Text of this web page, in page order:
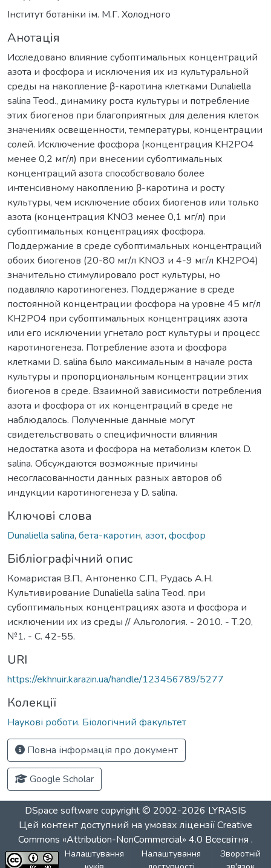
Інститут ботаніки ім. М.Г. Холодного
Анотація
Исследовано влияние субоптимальных концентраций
азота и фосфора и исключения их из культуральной
среды на накопление β-каротина клетками Dunaliella
salina Teod., динамику роста культуры и потребление
этих биогенов при благоприятных для деления клеток
значениях освещенности, температуры, концентрации
солей. Исключение фосфора (концентрация KH2PO4
менее 0,2 мг/л) при внесении субоптимальных
концентраций азота способствовало более
интенсивному накоплению β-каротина и росту
культуры, чем исключение обоих биогенов или только
азота (концентрация KNO3 менее 0,1 мг/л) при
субоптимальных концентрациях фосфора.
Поддержание в среде субоптимальных концентраций
обоих биогенов (20-80 мг/л KNO3 и 4-9 мг/л KH2PO4)
значительно стимулировало рост культуры, но
подавляло каротиногенез. Поддержание в среде
постоянной концентрации фосфора на уровне 45 мг/л
KH2PO4 при субоптимальных концентрациях азота
или его исключении угнетало рост культуры и процесс
каротиногенеза. Потребление азота и фосфора
клетками D. salina было максимальным в начале роста
культуры и пропорциональным концентрации этих
биогенов в среде. Взаимной зависимости потребления
азота и фосфора от их концентраций в среде не
наблюдалось. Полученные данные могут
свидетельствовать о специфичности влияния
недостатка азота и фосфора на метаболизм клеток D.
salina. Обсуждаются возможные причины
несогласованности данных разных авторов об
индукции каротиногенеза у D. salina.
Ключові слова
Dunaliella salina, бета-каротин, азот, фосфор
Бібліографічний опис
Комаристая В.П., Антоненко С.П., Рудась А.Н.
Культивирование Dunaliella salina Teod. при
субоптимальных концентрациях азота и фосфора и
исключении их из среды // Альгология. - 2010. - Т.20,
№1. - С. 42-55.
URI
https://ekhnuir.karazin.ua/handle/123456789/5277
Колекції
Наукові роботи. Біологічний факультет
Повна інформація про документ
Google Scholar
DSpace software copyright © 2002-2026 LYRASIS
Цей контент доступний на умовах ліцензіїCreative
Commons «Attribution-NonCommercial» 4.0 Всесвітня .
Налаштування
Налаштування
Зворотній